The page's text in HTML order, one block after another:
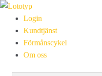
Login
Kundtjänst
Förmånscykel
Om oss